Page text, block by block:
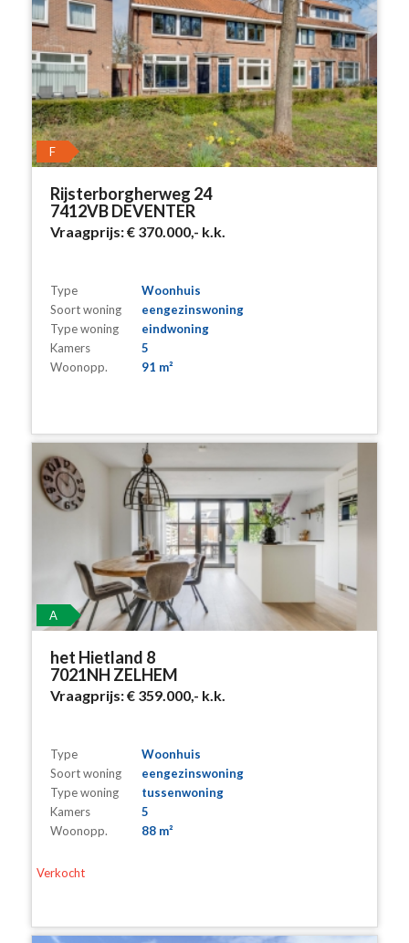
F
Rijsterborgherweg 24
7412VB DEVENTER
Vraagprijs:€ 370.000,- k.k.
Type
Woonhuis
Soort woning
eengezinswoning
Type woning
eindwoning
Kamers
5
Woonopp.
91 m²
A
het Hietland 8
7021NH ZELHEM
Vraagprijs:€ 359.000,- k.k.
Type
Woonhuis
Soort woning
eengezinswoning
Type woning
tussenwoning
Kamers
5
Woonopp.
88 m²
Verkocht